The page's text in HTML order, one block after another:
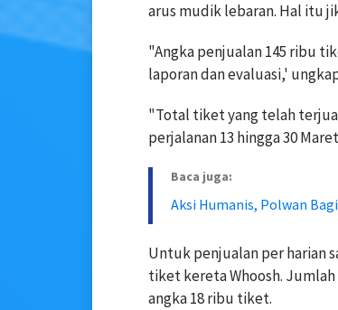
arus mudik lebaran. Hal itu
"Angka penjualan 145 ribu
laporan dan evaluasi,'
"Total tiket yang telah
perjalanan 13 hingga 30
Baca juga:
Aksi Humanis, Polwan
Untuk penjualan per harian
tiket kereta Whoosh.
angka 18 ribu tiket.